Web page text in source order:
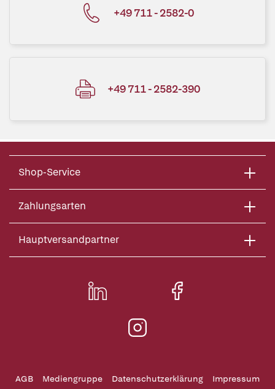
+49 711 - 2582-0
+49 711 - 2582-390
Shop-Service
Zahlungsarten
Hauptversandpartner
AGB Mediengruppe Datenschutzerklärung Impressum